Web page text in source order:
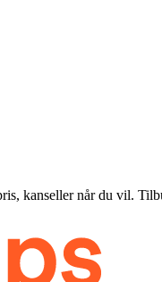
kanseller når du vil.